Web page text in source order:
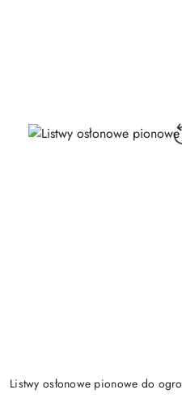
Listwy osłonowe pionowe do